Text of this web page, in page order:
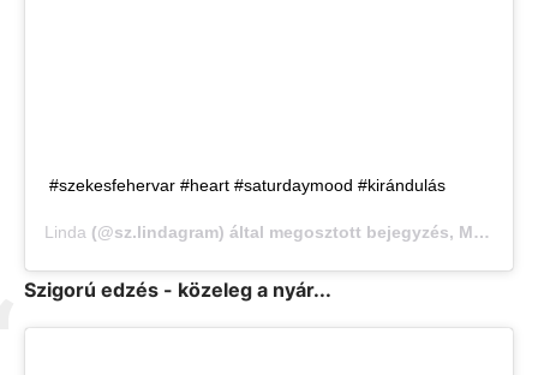
#szekesfehervar #heart #saturdaymood #kirándulás
Linda (@sz.lindagram) által megosztott bejegyzés, Máj 23., 2020, időpont: 7:33 (PDT időzóna szerint)
Szigorú edzés - közeleg a nyár...